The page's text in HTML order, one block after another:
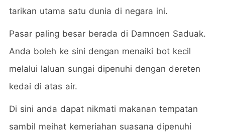
tarikan utama satu dunia di negara ini.
Pasar paling besar berada di Damnoen Saduak.
Anda boleh ke sini dengan menaiki bot kecil
melalui laluan sungai dipenuhi dengan dereten
kedai di atas air.
Di sini anda dapat nikmati makanan tempatan
sambil meihat kemeriahan suasana dipenuhi